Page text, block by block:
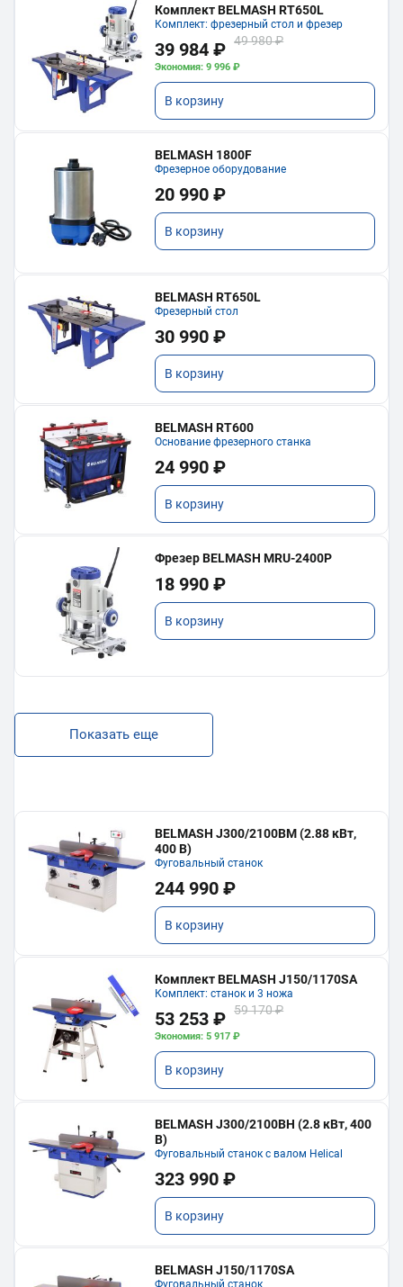
Комплект BELMASH RT650L
Комплект: фрезерный стол и фрезер
39 984 ₽ 49 980 ₽
Экономия: 9 996 ₽
В корзину
BELMASH 1800F
Фрезерное оборудование
20 990 ₽
В корзину
BELMASH RT650L
Фрезерный стол
30 990 ₽
В корзину
BELMASH RT600
Основание фрезерного станка
24 990 ₽
В корзину
Фрезер BELMASH MRU-2400P
18 990 ₽
В корзину
Показать еще
BELMASH J300/2100ВМ (2.88 кВт,
400 В)
Фуговальный станок
244 990 ₽
В корзину
Комплект BELMASH J150/1170SA
Комплект: станок и 3 ножа
53 253 ₽ 59 170 ₽
Экономия: 5 917 ₽
В корзину
BELMASH J300/2100ВH (2.8 кВт, 400
В)
Фуговальный станок с валом Helical
323 990 ₽
В корзину
BELMASH J150/1170SA
Фуговальный станок